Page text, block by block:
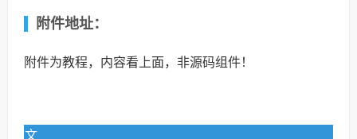
附件地址：
附件为教程，内容看上面，非源码组件！
文